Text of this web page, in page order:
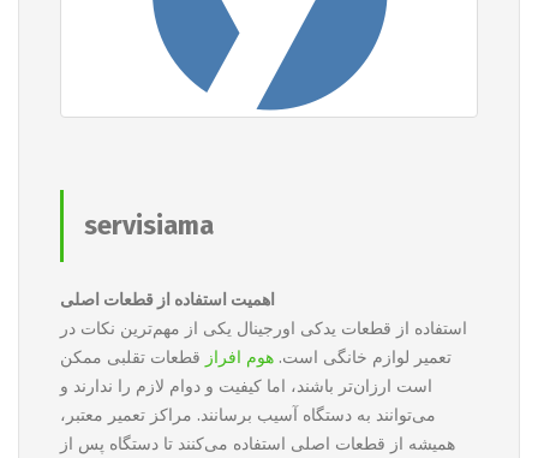
servisiama
اهمیت استفاده از قطعات اصلی
استفاده از قطعات یدکی اورجینال یکی از مهم‌ترین نکات در
تعمیر لوازم خانگی است. هوم افراز قطعات تقلبی ممکن
است ارزان‌تر باشند، اما کیفیت و دوام لازم را ندارند و
می‌توانند به دستگاه آسیب برسانند. مراکز تعمیر معتبر،
همیشه از قطعات اصلی استفاده می‌کنند تا دستگاه پس از